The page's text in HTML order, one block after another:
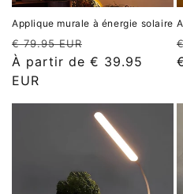
Applique murale à énergie solaire
Prix
habituel
€ 79.95 EUR
promotionnel
À partir de € 39.95
EUR